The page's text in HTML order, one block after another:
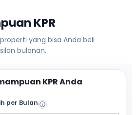
KPR
yang bisa Anda beli
bulanan.
KPR Anda
per Bulan